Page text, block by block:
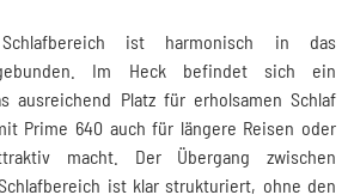
ist harmonisch in das
Im Heck befindet sich ein
ausreichend Platz für erholsamen Schlaf
Prime 640 auch für längere Reisen oder
macht. Der Übergang zwischen
ist klar strukturiert, ohne den